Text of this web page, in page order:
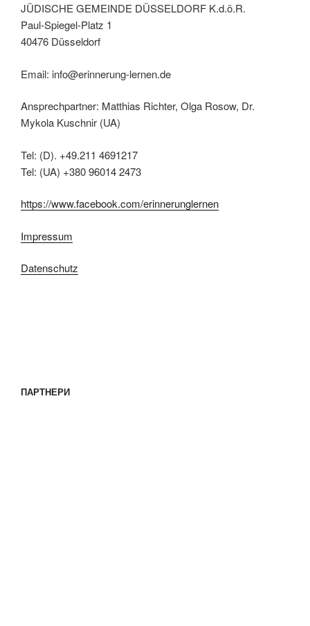
JÜDISCHE GEMEINDE DÜSSELDORF K.d.ö.R.
Paul-Spiegel-Platz 1
40476 Düsseldorf
Email: info@erinnerung-lernen.de
Ansprechpartner: Matthias Richter, Olga Rosow, Dr.
Mykola Kuschnir (UA)
Tel: (D). +49.211 4691217
Tel: (UA) +380 96014 2473
https://www.facebook.com/erinnerunglernen
Impressum
Datenschutz
ПАРТНЕРИ